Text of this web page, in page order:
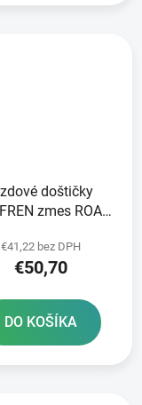
doštičky
zmes ROAD
v balení
€41,22 bez DPH
€50,70
DO KOŠÍKA